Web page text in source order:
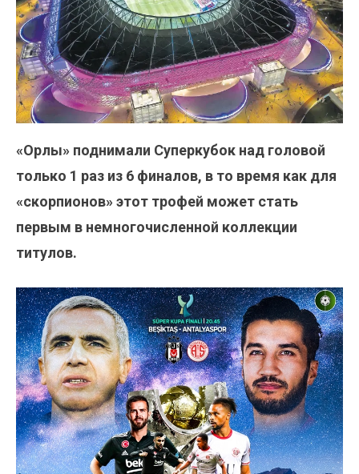
«Орлы» поднимали Суперкубок над головой
только 1 раз из 6 финалов, в то время как для
«скорпионов» этот трофей может стать
первым в немногочисленной коллекции
титулов.